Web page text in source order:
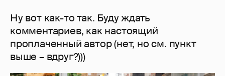
Ну вот как-то так. Буду ждать
комментариев, как настоящий
проплаченный автор (нет, но см. пункт
выше – вдруг?)))